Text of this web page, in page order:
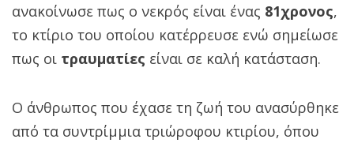
ανακοίνωσε πως ο νεκρός είναι ένας 81χρονος,
το κτίριο του οποίου κατέρρευσε ενώ σημείωσε
πως οι τραυματίες είναι σε καλή κατάσταση.
Ο άνθρωπος που έχασε τη ζωή του ανασύρθηκε
από τα συντρίμμια τριώροφου κτιρίου, όπου